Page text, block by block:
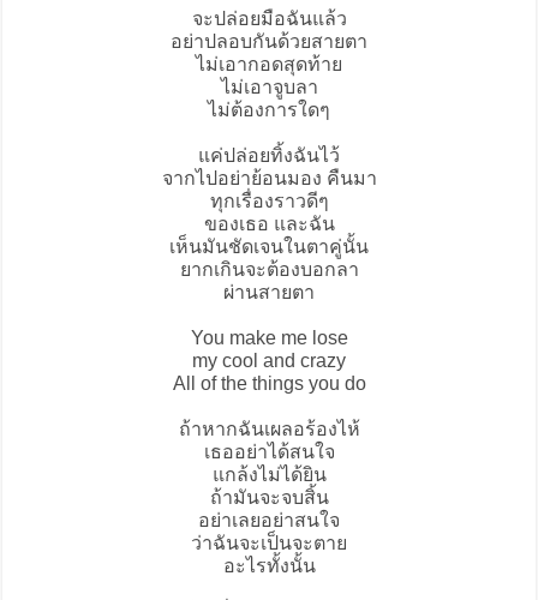
จะปล่อยมือฉันแล้ว
อย่าปลอบกันด้วยสายตา
ไม่เอากอดสุดท้าย
ไม่เอาจูบลา
ไม่ต้องการใดๆ
แค่ปล่อยทิ้งฉันไว้
จากไปอย่าย้อนมอง คืนมา
ทุกเรื่องราวดีๆ
ของเธอ และฉัน
เห็นมันชัดเจนในตาคู่นั้น
ยากเกินจะต้องบอกลา
ผ่านสายตา
You make me lose
my cool and crazy
All of the things you do
ถ้าหากฉันเผลอร้องไห้
เธออย่าได้สนใจ
แกล้งไม่ได้ยิน
ถ้ามันจะจบสิ้น
อย่าเลยอย่าสนใจ
ว่าฉันจะเป็นจะตาย
อะไรทั้งนั้น